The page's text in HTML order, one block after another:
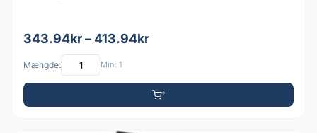
343.94kr – 413.94kr
Mængde: Min: 1